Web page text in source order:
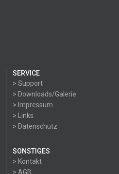
SERVICE
> Support
> Downloads/Galerie
> Impressum
> Links
> Datenschutz
SONSTIGES
> Kontakt
> AGB